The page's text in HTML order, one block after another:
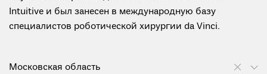
Intuitive и был занесен в международную базу
специалистов роботической хирургии da Vinci.
Московская область